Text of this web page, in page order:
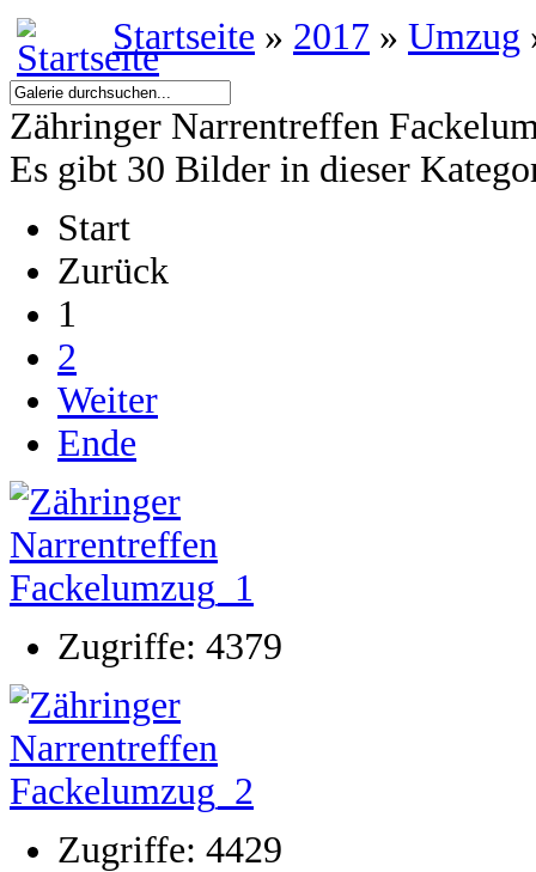
Startseite » 2017 » Umzug
Zähringer Narrentreffen
Es gibt 30 Bilder in dieser
Start
Zurück
1
2
Weiter
Ende
Zugriffe: 4379
Zugriffe: 4429